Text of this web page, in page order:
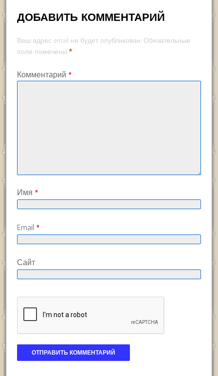
ДОБАВИТЬ КОММЕНТАРИЙ
Ваш адрес email не будет опубликован. Обязательные
поля помечены *
Комментарий *
Имя *
Email *
Сайт